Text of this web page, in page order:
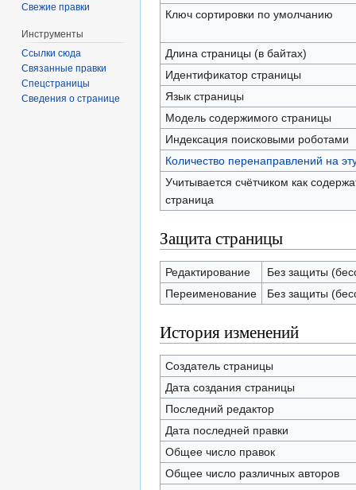
Ключ сортировки по умолчанию
Длина страницы (в байтах)
Идентификатор страницы
Язык страницы
Модель содержимого страницы
Индексация поисковыми роботами
Количество перенаправлений на
Учитывается счётчиком как
страница
Защита страницы
Редактирование
Без защиты
Переименование
Без защиты
История изменений
Создатель страницы
Дата создания страницы
Последний редактор
Дата последней правки
Общее число правок
Общее число различных авторов
Свежие правки
Инструменты
Ссылки сюда
Связанные правки
Спецстраницы
Сведения о странице